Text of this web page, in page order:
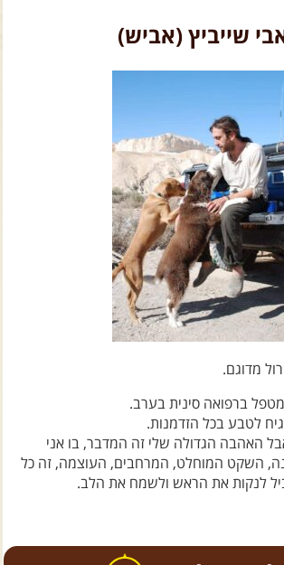
והאתר שבילים
שייביץ (אביש)
מדוגם.
ומטפל ברפואה סינית בערב.
לטבע בכל הזדמנות.
האהבה הגדולה שלי זה המדבר, בו אני
כבר 20 שנה, השקט המוחלט, המרחבים, העוצמה, זה כל
לנקות את הראש ולשמח את הלב.